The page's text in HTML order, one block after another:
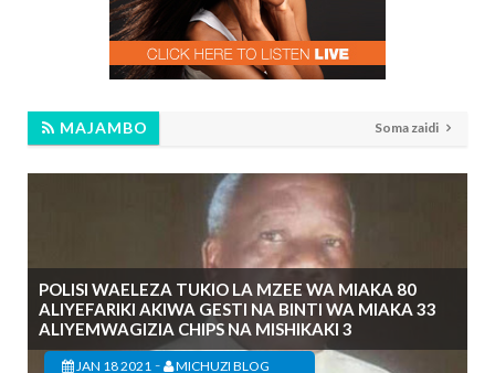
MAJAMBO Soma zaidi
POLISI WAELEZA TUKIO LA MZEE WA MIAKA 80
ALIYEFARIKI AKIWA GESTI NA BINTI WA MIAKA 33
ALIYEMWAGIZIA CHIPS NA MISHIKAKI 3
JAN 18 2021 - MICHUZI BLOG